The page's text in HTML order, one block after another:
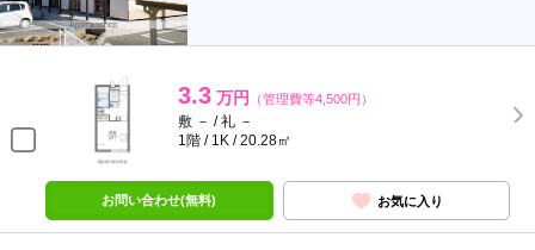
3.3 万円 （管理費等4,500円）
敷 － / 礼 －
1階 / 1K / 20.28㎡
お問い合わせ(無料) お気に入り